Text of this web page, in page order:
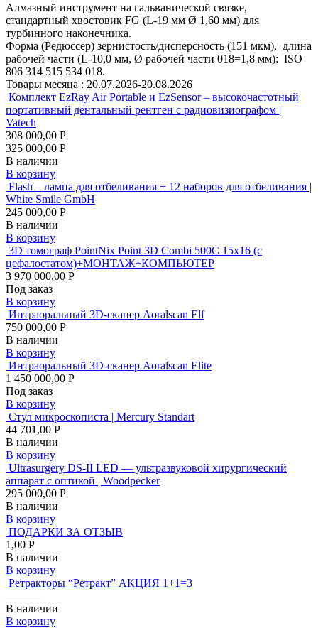
Алмазный инструмент на гальванической связке,
стандартный хвостовик FG (L-19 мм Ø 1,60 мм) для
турбинного наконечника.
Форма (Редюссер) зернистость/дисперсность (151 мкм), длина
рабочей части (L-10,0 мм, Ø рабочей части 018=1,8 мм): ISO
806 314 515 534 018.
Товары месяца : 20.07.2026-20.08.2026
Комплект EzRay Air Portable и EzSensor – высокочастотный
портативный дентальный рентген с радиовизиографом |
Vatech
308 000,00 Р
325 000,00 Р
В наличии
В корзину
Flash – лампа для отбеливания + 12 наборов для отбеливания |
White Smile GmbH
245 000,00 Р
В наличии
В корзину
3D томограф PointNix Point 3D Combi 500C 15х16 (с
цефалостатом)+МОНТАЖ+КОМПЬЮТЕР
3 970 000,00 Р
Под заказ
В корзину
Интраоральный 3D-сканер Aoralscan Elf
750 000,00 Р
В наличии
В корзину
Интраоральный 3D-сканер Aoralscan Elite
1 450 000,00 Р
Под заказ
В корзину
Стул микроскописта | Mercury Standart
44 701,00 Р
В наличии
В корзину
Ultrasurgery DS-II LED — ультразвуковой хирургический
аппарат с оптикой | Woodpecker
295 000,00 Р
В наличии
В корзину
ПОДАРКИ ЗА ОТЗЫВ
1,00 Р
В наличии
В корзину
Ретракторы “Ретракт” АКЦИЯ 1+1=3
———
В наличии
В корзину